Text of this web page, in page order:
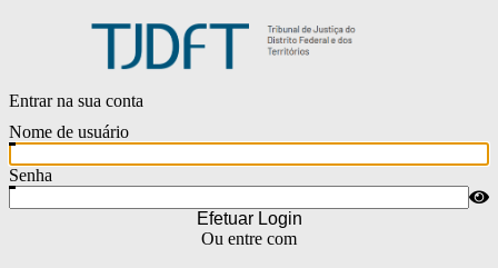
Entrar na sua conta
Nome de usuário
Senha
Efetuar Login
Ou entre com